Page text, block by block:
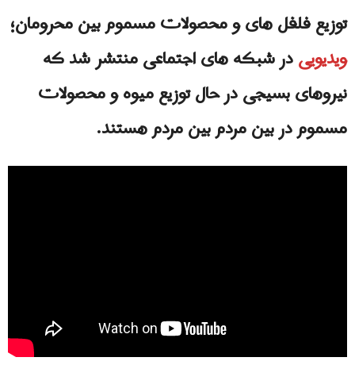
توزیع فلفل های و محصولات مسموم بین محرومان؛
ویدیوییدر شبکه های اجتماعی منتشر شد که
نیروهای بسیجی در حال توزیع میوه و محصولات
مسموم در بین مردم بین مردم هستند.